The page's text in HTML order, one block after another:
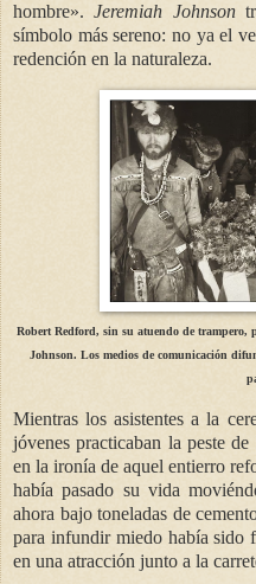
hombre».Jeremiah Johnson
símbolo más sereno: no ya el
redención en la naturaleza.
Robert Redford, sin su atuendo de trampero,
Johnson. Los medios de comunicación
Mientras los asistentes a la
jóvenes practicaban la peste
en la ironía de aquel entierro
había pasado su vida
ahora bajo toneladas de
para infundir miedo había sido
en una atracción junto a la